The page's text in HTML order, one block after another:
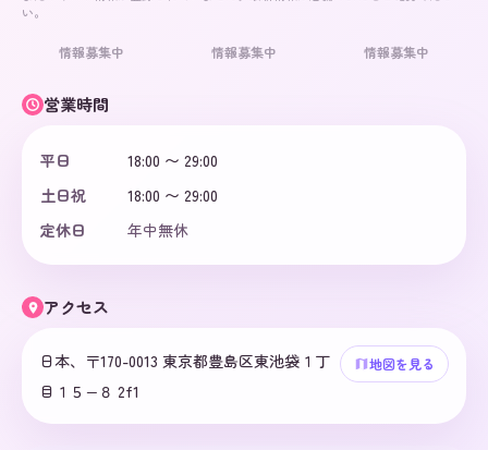
い。
情報募集中 情報募集中 情報募集中
営業時間
平日
18:00 〜 29:00
土日祝
18:00 〜 29:00
定休日
年中無休
アクセス
日本、〒170-0013 東京都豊島区東池袋１丁
目１５−８ 2f1
地図を見る